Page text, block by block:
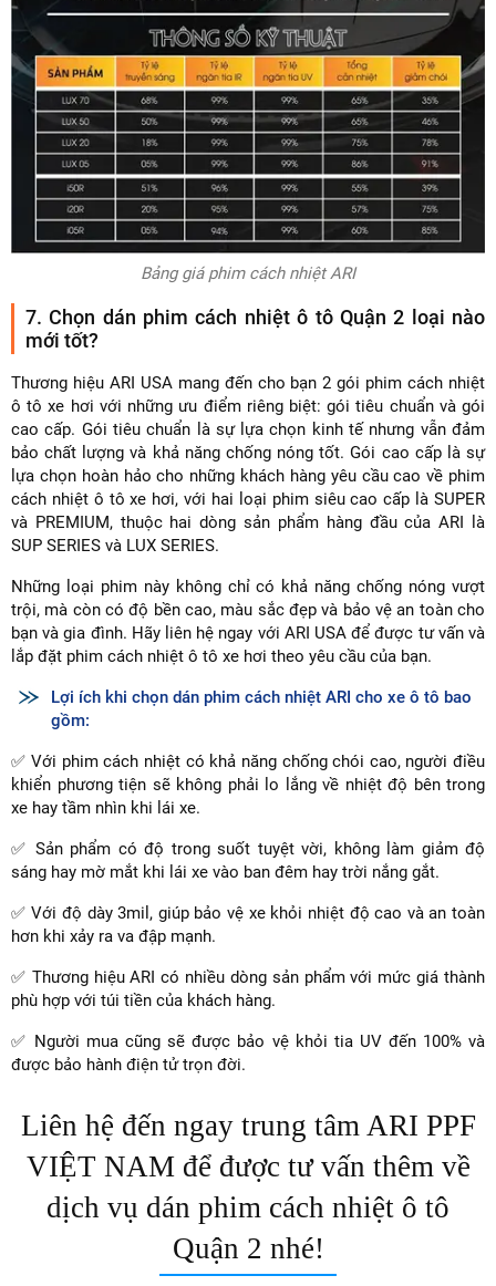
Bảng giá phim cách nhiệt ARI
7. Chọn dán phim cách nhiệt ô tô Quận 2 loại nào
mới tốt?
Thương hiệu ARI USA mang đến cho bạn 2 gói phim cách nhiệt
ô tô xe hơi với những ưu điểm riêng biệt: gói tiêu chuẩn và gói
cao cấp. Gói tiêu chuẩn là sự lựa chọn kinh tế nhưng vẫn đảm
bảo chất lượng và khả năng chống nóng tốt. Gói cao cấp là sự
lựa chọn hoàn hảo cho những khách hàng yêu cầu cao về phim
cách nhiệt ô tô xe hơi, với hai loại phim siêu cao cấp là SUPER
và PREMIUM, thuộc hai dòng sản phẩm hàng đầu của ARI là
SUP SERIES và LUX SERIES.
Những loại phim này không chỉ có khả năng chống nóng vượt
trội, mà còn có độ bền cao, màu sắc đẹp và bảo vệ an toàn cho
bạn và gia đình. Hãy liên hệ ngay với ARI USA để được tư vấn và
lắp đặt phim cách nhiệt ô tô xe hơi theo yêu cầu của bạn.
Lợi ích khi chọn dán phim cách nhiệt ARI cho xe ô tô bao
gồm:
✅ Với phim cách nhiệt có khả năng chống chói cao, người điều
khiển phương tiện sẽ không phải lo lắng về nhiệt độ bên trong
xe hay tầm nhìn khi lái xe.
✅ Sản phẩm có độ trong suốt tuyệt vời, không làm giảm độ
sáng hay mờ mắt khi lái xe vào ban đêm hay trời nắng gắt.
✅ Với độ dày 3mil, giúp bảo vệ xe khỏi nhiệt độ cao và an toàn
hơn khi xảy ra va đập mạnh.
✅ Thương hiệu ARI có nhiều dòng sản phẩm với mức giá thành
phù hợp với túi tiền của khách hàng.
✅ Người mua cũng sẽ được bảo vệ khỏi tia UV đến 100% và
được bảo hành điện tử trọn đời.
Liên hệ đến ngay trung tâm ARI PPF
VIỆT NAM để được tư vấn thêm về
dịch vụ dán phim cách nhiệt ô tô
Quận 2 nhé!